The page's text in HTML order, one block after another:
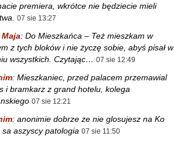
premiera, wkrótce nie będziecie mieli
07 sie 13:27
: Do Mieszkańca – Też mieszkam w
z tych bloków i nie życzę sobie, abyś pisał w
wszystkich. Czytając… 07 sie 12:49
: Mieszkaniec, przed palacem przemawial
i bramkarz z grand hotelu, kolega
07 sie 12:21
: anonimie dobrze ze nie glosujesz na Ko
sa aszyscy patologia 07 sie 11:50